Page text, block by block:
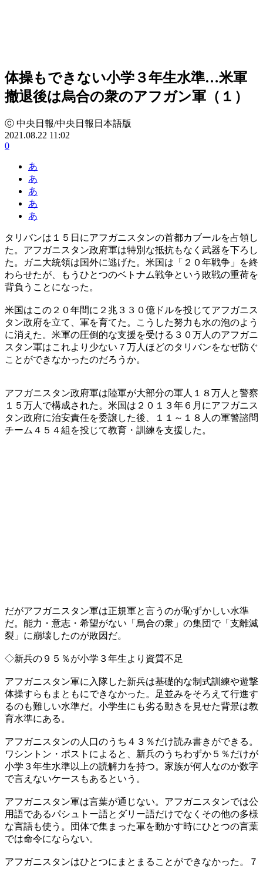
体操もできない小学３年生水準…米軍
撤退後は烏合の衆のアフガン軍（１）
ⓒ 中央日報/中央日報日本語版
2021.08.22 11:02
0
あ
あ
あ
あ
あ
タリバンは１５日にアフガニスタンの首都カブールを占領し
た。アフガニスタン政府軍は特別な抵抗もなく武器を下ろし
た。ガニ大統領は国外に逃げた。米国は「２０年戦争」を終
わらせたが、もうひとつのベトナム戦争という敗戦の重荷を
背負うことになった。
米国はこの２０年間に２兆３３０億ドルを投じてアフガニス
タン政府を立て、軍を育てた。こうした努力も水の泡のよう
に消えた。米軍の圧倒的な支援を受ける３０万人のアフガニ
スタン軍はこれより少ない７万人ほどのタリバンをなぜ防ぐ
ことができなかったのだろうか。
アフガニスタン政府軍は陸軍が大部分の軍人１８万人と警察
１５万人で構成された。米国は２０１３年６月にアフガニス
タン政府に治安責任を委譲した後、１１～１８人の軍警諮問
チーム４５４組を投じて教育・訓練を支援した。
だがアフガニスタン軍は正規軍と言うのが恥ずかしい水準
だ。能力・意志・希望がない「烏合の衆」の集団で「支離滅
裂」に崩壊したのが敗因だ。
◇新兵の９５％が小学３年生より資質不足
アフガニスタン軍に入隊した新兵は基礎的な制式訓練や遊撃
体操すらもまともにできなかった。足並みをそろえて行進す
るのも難しい水準だ。小学生にも劣る動きを見せた背景は教
育水準にある。
アフガニスタンの人口のうち４３％だけ読み書きができる。
ワシントン・ポストによると、新兵のうちわずか５％だけが
小学３年生水準以上の読解力を持つ。家族が何人なのか数字
で言えないケースもあるという。
アフガニスタン軍は言葉が通じない。アフガニスタンでは公
用語であるパシュトー語とダリー語だけでなくその他の多様
な言語も使う。団体で集まった軍を動かす時にひとつの言葉
では命令にならない。
アフガニスタンはひとつにまとまることができなかった。７